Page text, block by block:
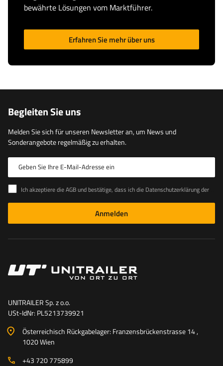
bewährte Lösungen vom Marktführer.
Erfahren Sie mehr über uns
Begleiten Sie uns
Melden Sie sich für unseren Newsletter an, um News und
Sonderangebote regelmäßig zu erhalten.
Geben Sie Ihre E-Mail-Adresse ein
Ich akzeptiere die AGB und bestätige, dass ich die Datenschutzerklärung der Website zur Kenntnis genommen habe
Anmelden
UNITRAILER Sp. z o.o.
USt-IdNr: PL5213739921
Österreichisch Rückgabelager: Franzensbrückenstrasse 14 ,
1020 Wien
+43 720 775899